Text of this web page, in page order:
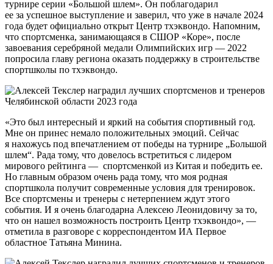
турнире серии «Большой шлем». Он поблагодарил
ее за успешное выступление и заверил, что уже в начале 2024
года будет официально открыт Центр тхэквондо. Напомним,
что спортсменка, занимающаяся в СШОР «Коре», после
завоевания серебряной медали Олимпийских игр — 2022
попросила главу региона оказать поддержку в строительстве
спортшколы по тхэквондо.
«Это был интересный и яркий на события спортивный год.
Мне он принес немало положительных эмоций. Сейчас
я нахожусь под впечатлением от победы на турнире „Большой
шлем“. Рада тому, что довелось встретиться с лидером
мирового рейтинга — спортсменкой из Китая и победить ее.
Но главным образом очень рада тому, что моя родная
спортшкола получит современные условия для тренировок.
Все спортсмены и тренеры с нетерпением ждут этого
события. И я очень благодарна Алексею Леонидовичу за то,
что он нашел возможность построить Центр тхэквондо», —
отметила в разговоре с корреспондентом ИА Первое
областное Татьяна Минина.